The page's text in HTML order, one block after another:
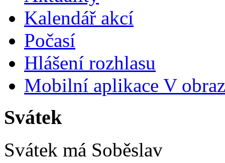
Kalendář akcí
Počasí
Hlášení rozhlasu
Mobilní aplikace V
Svátek
Svátek má Soběslav